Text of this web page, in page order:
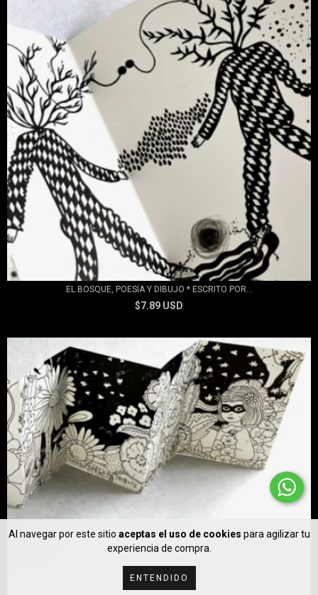
Al navegar por este sitio aceptas el uso de cookies para agilizar tu
experiencia de compra.
ENTENDIDO
EL BOSQUE, POESÍA Y DIBUJO * ESCRITO POR...
$7.89 USD